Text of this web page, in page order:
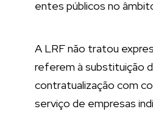
entes públicos no
A LRF não tratou
referem à substituição
contratualização com
serviço de empresas